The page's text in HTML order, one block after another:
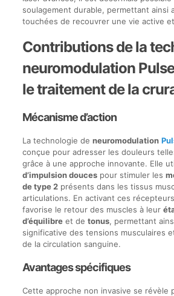
soulagement durable, permettant ainsi
touchées de recouvrer une vie active
Contributions de la
neuromodulation
le traitement de la
Mécanisme d’action
La technologie de neuromodulation
conçue pour adresser les douleurs
grâce à une approche innovante. Elle
d’impulsion doucespour stimuler les
de type 2présents dans les tissus
articulations. En activant ces
favorise le retour des muscles à leur
d’équilibreet de tonus, permettant
significative des tensions musculaires
de la circulation sanguine.
Avantages spécifiques
Cette approche non invasive se révèle